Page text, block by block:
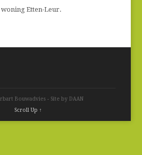
woning Etten-Leur.
Bouwadvies - Site by DAAN
Scroll Up ↑